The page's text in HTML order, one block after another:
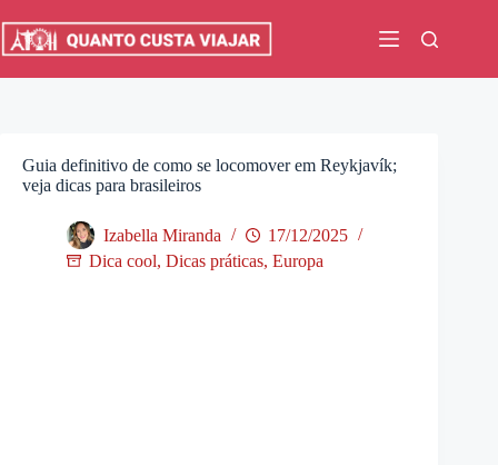
para
Guia definitivo de como se locomover em Reykjavík;
veja dicas para brasileiros
Izabella Miranda
17/12/2025
Dica cool, Dicas práticas, Europa